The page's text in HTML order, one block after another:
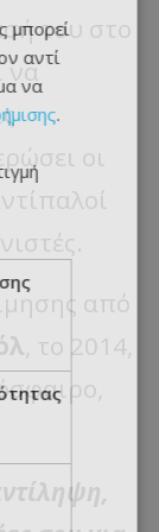
του στο
να
οι
από
, το 2014,
μπορεί
αντί
να
.